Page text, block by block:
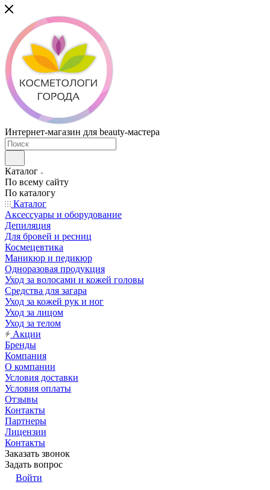
Интернет-магазин для beauty-мастера
Каталог
По всему сайту
По каталогу
Каталог
Аксессуары и оборудование
Депиляция
Для бровей и ресниц
Космецевтика
Маникюр и педикюр
Одноразовая продукция
Уход за волосами и кожей головы
Средства для загара
Уход за кожей рук и ног
Уход за лицом
Уход за телом
Акции
Бренды
Компания
О компании
Условия доставки
Условия оплаты
Отзывы
Контакты
Партнеры
Лицензии
Контакты
Заказать звонок
Задать вопрос
Войти